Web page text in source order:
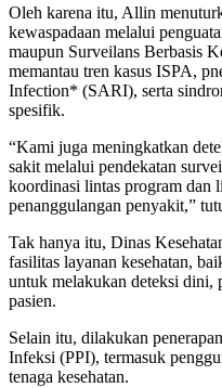
Oleh karena itu, Allin
kewaspadaan melalui
maupun Surveilans Berbasis
memantau tren kasus ISPA,
Infection* (SARI), serta
spesifik.
“Kami juga meningkatkan
sakit melalui pendekatan
koordinasi lintas program dan
penanggulangan penyakit,”
Tak hanya itu, Dinas
fasilitas layanan kesehatan,
untuk melakukan deteksi dini,
pasien.
Selain itu, dilakukan
Infeksi (PPI), termasuk
tenaga kesehatan.